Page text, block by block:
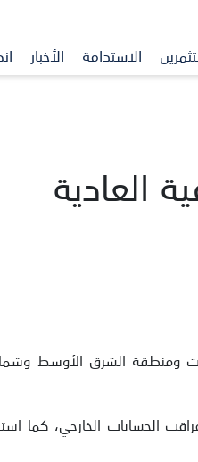
الاستدامة الأخبار
العادية
الشرق الأوسط وشمال
الحسابات الخارجي، كما